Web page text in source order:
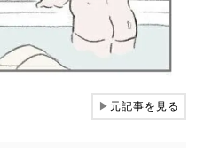
▶元記事を見る